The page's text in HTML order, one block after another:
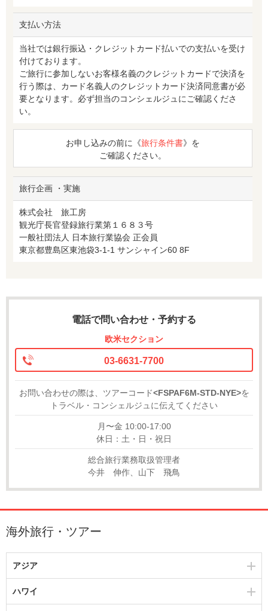
支払い方法
当社では銀行振込・クレジットカード払いでの支払いを受け
付けております。
ご旅行に参加しないお客様名義のクレジットカードで決済を
行う際は、カード名義人のクレジットカード決済同意書が必
要となります。必ず担当のコンシェルジュにご確認くださ
い。
お申し込みの前に《旅行条件書》を
ご確認ください。
旅行企画 ・実施
株式会社 旅工房
観光庁長官登録旅行業第１６８３号
一般社団法人 日本旅行業協会 正会員
東京都豊島区東池袋3-1-1 サンシャイン60 8F
電話で問い合わせ・予約する
欧米セクション
03-6631-7700
お問い合わせの際は、ツアーコード<FSPAF6M-STD-NYE>を
トラベル・コンシェルジュに伝えてください
月〜金 10:00-17:00
休日：土・日・祝日
総合旅行業務取扱管理者
今井 伸作、山下 飛鳥
海外旅行・ツアー
アジア
ハワイ